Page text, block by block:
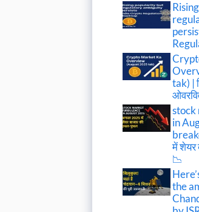
tak) |
stock
in
में शेयर
📉
the